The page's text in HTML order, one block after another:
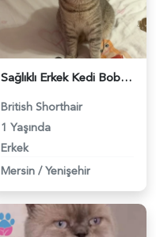
Sağlıklı Erkek Kedi Bobi’ye Eş Aranıyor - 118984657
British Shorthair
1 Yaşında
Erkek
Mersin / Yenişehir